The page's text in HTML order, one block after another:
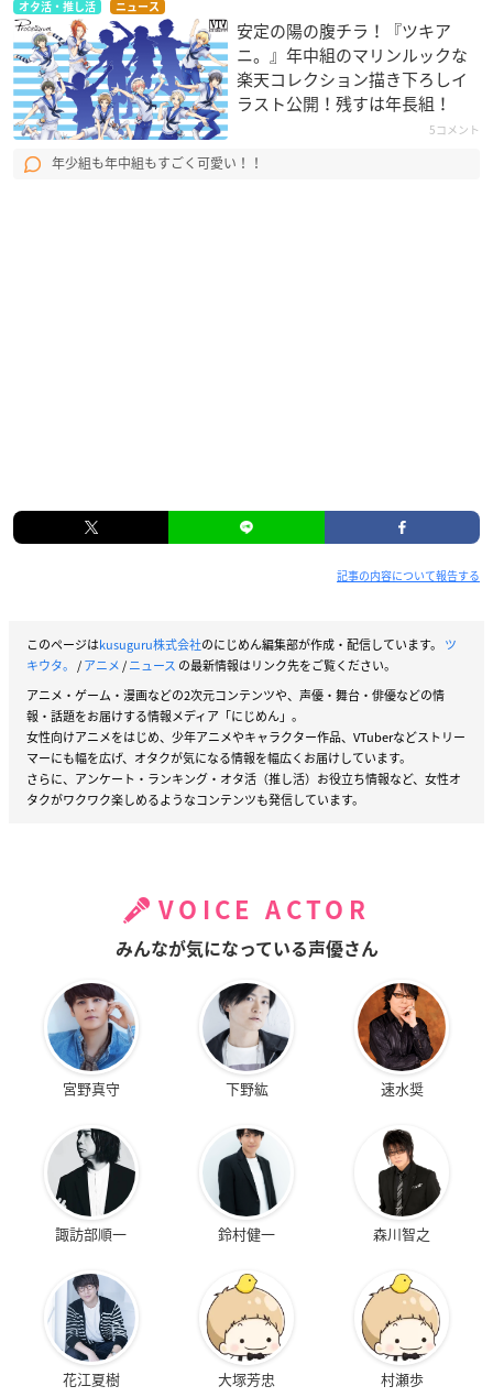
オタ活・推し活 ニュース
安定の陽の腹チラ！『ツキア
ニ。』年中組のマリンルックな
楽天コレクション描き下ろしイ
ラスト公開！残すは年長組！
5コメント
年少組も年中組もすごく可愛い！！
記事の内容について報告する
このページはkusuguru株式会社のにじめん編集部が作成・配信しています。 ツ
キウタ。 /アニメ/ニュース の最新情報はリンク先をご覧ください。
アニメ・ゲーム・漫画などの2次元コンテンツや、声優・舞台・俳優などの情
報・話題をお届けする情報メディア「にじめん」。
女性向けアニメをはじめ、少年アニメやキャラクター作品、VTuberなどストリー
マーにも幅を広げ、オタクが気になる情報を幅広くお届けしています。
さらに、アンケート・ランキング・オタ活（推し活）お役立ち情報など、女性オ
タクがワクワク楽しめるようなコンテンツも発信しています。
VOICE ACTOR
みんなが気になっている声優さん
宮野真守 下野紘 速水奨
諏訪部順一 鈴村健一 森川智之
花江夏樹 大塚芳忠 村瀬歩